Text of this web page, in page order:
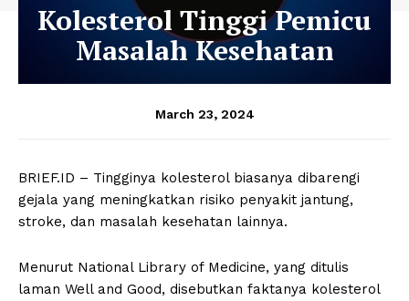
Kolesterol Tinggi Pemicu
Masalah Kesehatan
March 23, 2024
BRIEF.ID – Tingginya kolesterol biasanya dibarengi
gejala yang meningkatkan risiko penyakit jantung,
stroke, dan masalah kesehatan lainnya.
Menurut National Library of Medicine, yang ditulis
laman Well and Good, disebutkan faktanya kolesterol